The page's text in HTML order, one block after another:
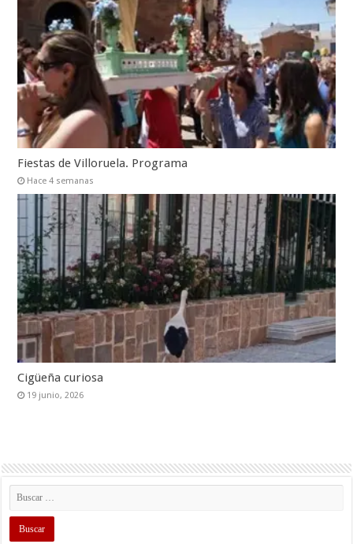
Fiestas de Villoruela. Programa
Hace 4 semanas
Cigüeña curiosa
19 junio, 2026